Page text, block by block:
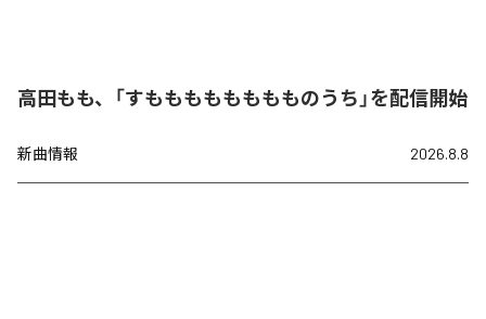
高田もも、「すもももももももものうち」を配信開始
新曲情報 2026.8.8